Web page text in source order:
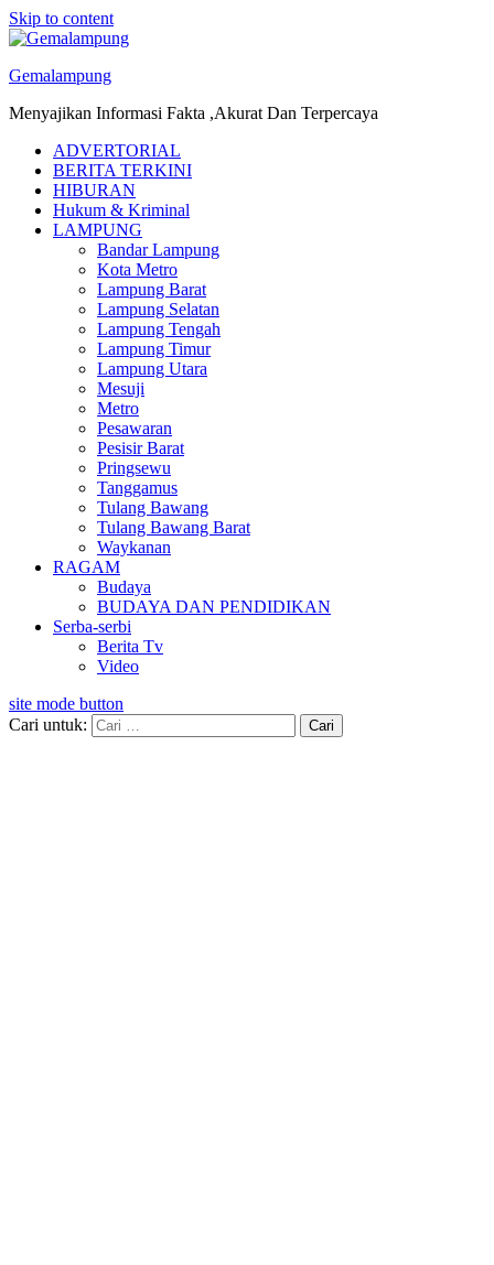
Skip to content
Gemalampung
Menyajikan Informasi Fakta ,Akurat Dan Terpercaya
ADVERTORIAL
BERITA TERKINI
HIBURAN
Hukum & Kriminal
LAMPUNG
Bandar Lampung
Kota Metro
Lampung Barat
Lampung Selatan
Lampung Tengah
Lampung Timur
Lampung Utara
Mesuji
Metro
Pesawaran
Pesisir Barat
Pringsewu
Tanggamus
Tulang Bawang
Tulang Bawang Barat
Waykanan
RAGAM
Budaya
BUDAYA DAN PENDIDIKAN
Serba-serbi
Berita Tv
Video
site mode button
Cari untuk: